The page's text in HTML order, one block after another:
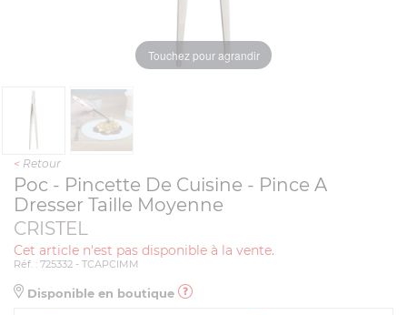
Touchez pour agrandir
< Retour
Poc - Pincette De Cuisine - Pince A
Dresser Taille Moyenne
CRISTEL
Cet article n'est pas disponible à la vente.
Réf. : 725332 - TCAPCIMM
Disponible en boutique